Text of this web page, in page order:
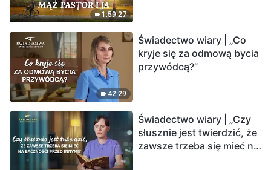
1:59:27
42:29
Świadectwo wiary | „Co
kryje się za odmową bycia
przywódcą?”
Świadectwo wiary | „Czy
słusznie jest twierdzić, że
zawsze trzeba się mieć na